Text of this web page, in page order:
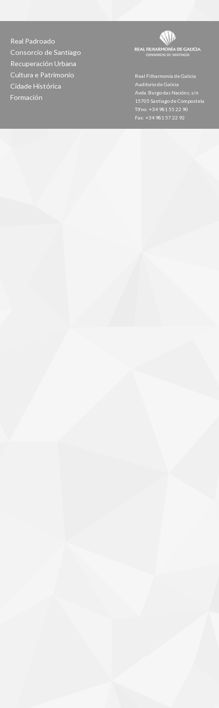
Real Padroado
Consorcio de Santiago
Recuperación Urbana
Cultura e Patrimonio
Cidade Histórica
Formación
Real Filharmonía de Galicia
Auditorio de Galicia
Avda. Burgo das Nacións, s/n
15705 Santiago de Compostela
Tlfno: +34 981 55 22 90
Fax: +34 981 57 22 92